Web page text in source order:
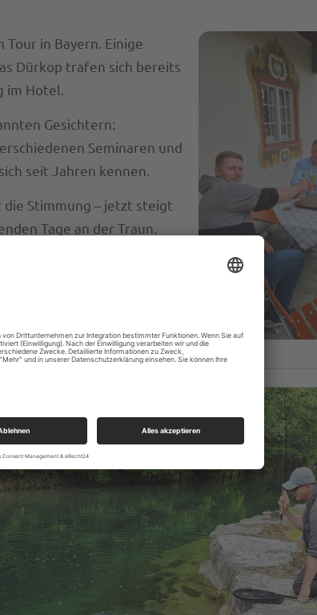
in Bayern. Einige
Dürkop trafen sich bereits
im Hotel.
Gesichtern:
Seminaren und
seit Jahren kennen.
Stimmung – jetzt steigt
Tage an der Traun.